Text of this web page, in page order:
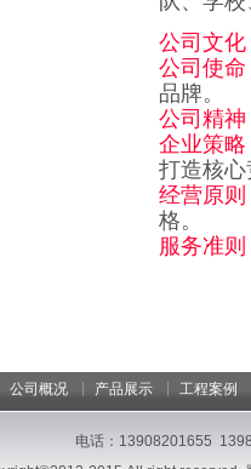
公司文化
公司使命
品牌。
公司精神
企业策略
打造核
经营原则
格。
服务准则
公司概况 产品展示 工程案例
电话：13908201655